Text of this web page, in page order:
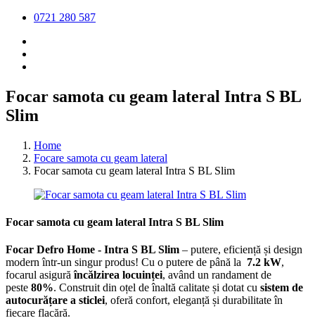
0721 280 587
Focar samota cu geam lateral Intra S BL
Slim
Home
Focare samota cu geam lateral
Focar samota cu geam lateral Intra S BL Slim
Focar samota cu geam lateral Intra S BL Slim
Focar Defro Home - Intra S BL Slim – putere, eficiență și design
modern într-un singur produs! Cu o putere de până la 7.2 kW,
focarul asigurăîncălzirea locuinței, având un randament de
peste 80%. Construit din oțel de înaltă calitate și dotat cu sistem de
autocurățare a sticlei, oferă confort, eleganță și durabilitate în
fiecare flacără.